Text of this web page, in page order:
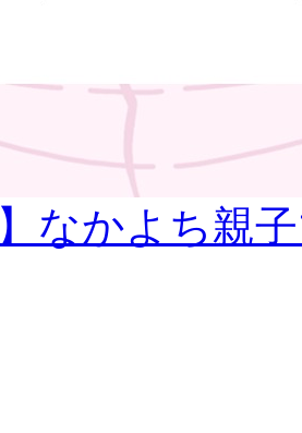
】なかよち親